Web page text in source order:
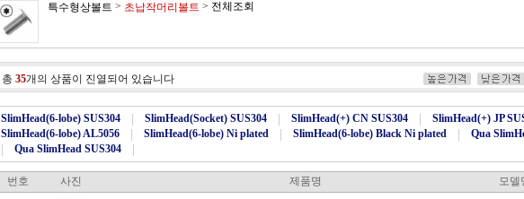
특수형상볼트 > 초납작머리볼트 > 전체조회
총 35개의 상품이 진열되어 있습니다
SlimHead(6-lobe) SUS304 SlimHead(Socket) SUS304 SlimHead(+) CN SUS304 SlimHead(+) JP
SlimHead(6-lobe) AL5056 SlimHead(6-lobe) Ni plated SlimHead(6-lobe) Black Ni plated Qua
Qua SlimHead SUS304
번호 사진 제품명 모델